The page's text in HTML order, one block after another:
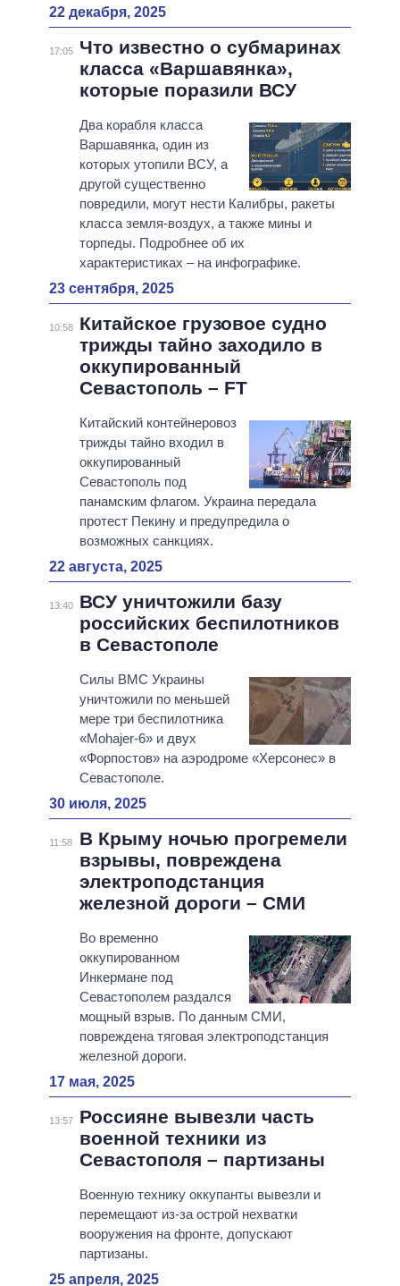
22 декабря, 2025
17:05
Что известно о субмаринах
класса «Варшавянка»,
которые поразили ВСУ
Два корабля класса
Варшавянка, один из
которых утопили ВСУ, а
другой существенно
повредили, могут нести Калибры, ракеты
класса земля-воздух, а также мины и
торпеды. Подробнее об их
характеристиках – на инфографике.
23 сентября, 2025
10:58
Китайское грузовое судно
трижды тайно заходило в
оккупированный
Севастополь – FT
Китайский контейнеровоз
трижды тайно входил в
оккупированный
Севастополь под
панамским флагом. Украина передала
протест Пекину и предупредила о
возможных санкциях.
22 августа, 2025
13:40
ВСУ уничтожили базу
российских беспилотников
в Севастополе
Силы ВМС Украины
уничтожили по меньшей
мере три беспилотника
«Mohajer-6» и двух
«Форпостов» на аэродроме «Херсонес» в
Севастополе.
30 июля, 2025
11:58
В Крыму ночью прогремели
взрывы, повреждена
электроподстанция
железной дороги – СМИ
Во временно
оккупированном
Инкермане под
Севастополем раздался
мощный взрыв. По данным СМИ,
повреждена тяговая электроподстанция
железной дороги.
17 мая, 2025
13:57
Россияне вывезли часть
военной техники из
Севастополя – партизаны
Военную технику оккупанты вывезли и
перемещают из-за острой нехватки
вооружения на фронте, допускают
партизаны.
25 апреля, 2025